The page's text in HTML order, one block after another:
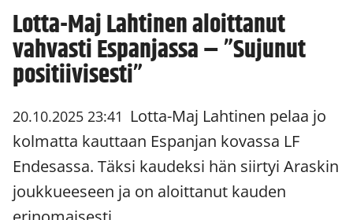
Lotta-Maj Lahtinen aloittanut
vahvasti Espanjassa – ”Sujunut
positiivisesti”
20.10.2025 23:41 Lotta-Maj Lahtinen pelaa jo
kolmatta kauttaan Espanjan kovassa LF
Endesassa. Täksi kaudeksi hän siirtyi Araskin
joukkueeseen ja on aloittanut kauden